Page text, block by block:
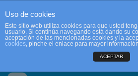
CONTACTO
Uso de cookies
Este sitio web utiliza cookies para que usted
usuario. Si continúa navegando está dando su
aceptación de las mencionadas cookies y la
cookies, pinche el enlace para mayor
ACEPTAR